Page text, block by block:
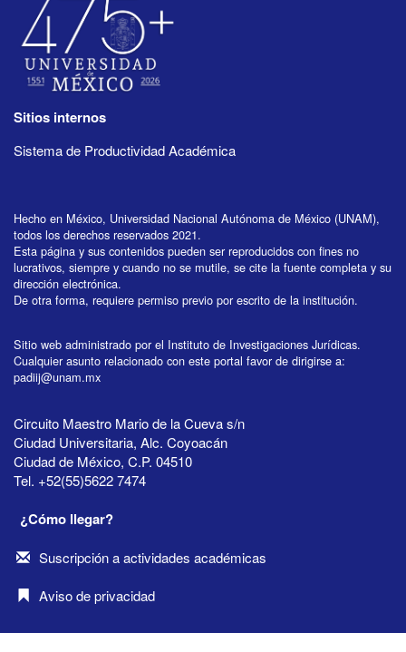
Sitios internos
Sistema de Productividad Académica
Hecho en México, Universidad Nacional Autónoma de México (UNAM),
todos los derechos reservados 2021.
Esta página y sus contenidos pueden ser reproducidos con fines no
lucrativos, siempre y cuando no se mutile, se cite la fuente completa y su
dirección electrónica.
De otra forma, requiere permiso previo por escrito de la institución.
Sitio web administrado por el Instituto de Investigaciones Jurídicas.
Cualquier asunto relacionado con este portal favor de dirigirse a:
padiij@unam.mx
Circuito Maestro Mario de la Cueva s/n
Ciudad Universitaria, Alc. Coyoacán
Ciudad de México, C.P. 04510
Tel. +52(55)5622 7474
¿Cómo llegar?
Suscripción a actividades académicas
Aviso de privacidad